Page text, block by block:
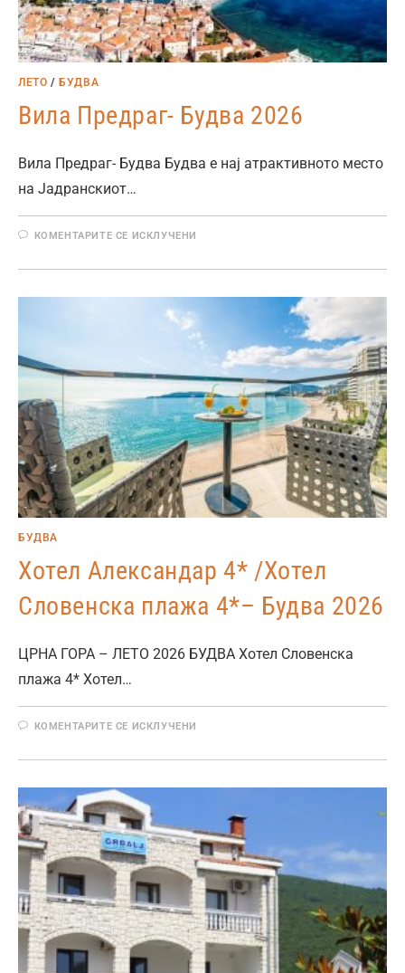
ЛЕТО /БУДВА
Вила Предраг- Будва 2026
Вила Предраг- Будва Будва е нај атрактивното место
на Јадранскиот…
КОМЕНТАРИТЕ СЕ ИСКЛУЧЕНИ
БУДВА
Хотел Александар 4* /Хотел
Словенска плажа 4*– Будва 2026
ЦРНА ГОРА – ЛЕТО 2026 БУДВА Хотел Словенска
плажа 4* Хотел…
КОМЕНТАРИТЕ СЕ ИСКЛУЧЕНИ